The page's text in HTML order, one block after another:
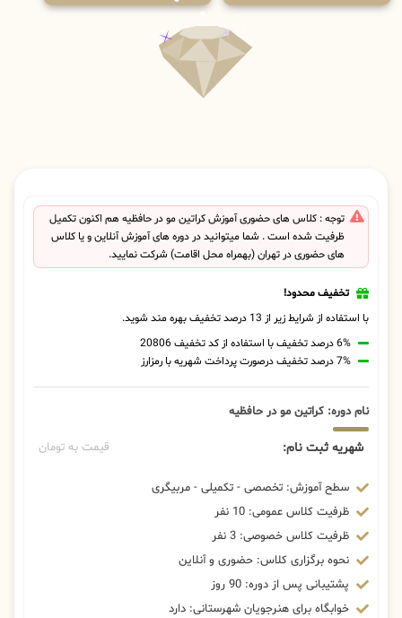
توجه : کلاس های حضوری آموزش کراتین مو در حافظیه هم اکنون تکمیل
ظرفیت شده است . شما میتوانید در دوره های آموزش آنلاین و یا کلاس
های حضوری در تهران (بهمراه محل اقامت) شرکت نمایید.
تخفیف محدود!
با استفاده از شرایط زیر از 13 درصد تخفیف بهره مند شوید.
6% درصد تخفیف با استفاده از کد تخفیف 20806
7% درصد تخفیف درصورت پرداخت شهریه با رمزارز
نام دوره: کراتین مو در حافظیه
شهریه ثبت نام: قیمت به تومان
سطح آموزش: تخصصی - تکمیلی - مربیگری
ظرفیت کلاس عمومی: 10 نفر
ظرفیت کلاس خصوصی: 3 نفر
نحوه برگزاری کلاس: حضوری و آنلاین
پشتیبانی پس از دوره: 90 روز
خوابگاه برای هنرجویان شهرستانی: دارد